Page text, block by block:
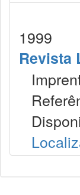
1999
Revista